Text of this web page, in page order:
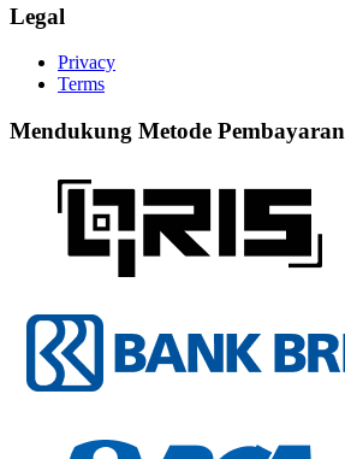
Legal
Privacy
Terms
Mendukung Metode Pembayaran